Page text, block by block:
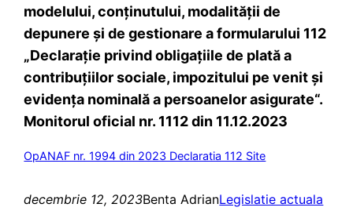
modelului, conţinutului, modalităţii de
depunere şi de gestionare a formularului 112
„Declaraţie privind obligaţiile de plată a
contribuţiilor sociale, impozitului pe venit şi
evidenţa nominală a persoanelor asigurate“.
Monitorul oficial nr. 1112 din 11.12.2023
OpANAF nr. 1994 din 2023 Declaratia 112 Site
decembrie 12, 2023Benta AdrianLegislatie actuala